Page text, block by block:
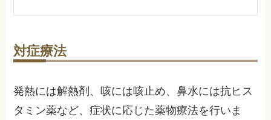
対症療法
発熱には解熱剤、咳には咳止め、鼻水には抗ヒス
タミン薬など、症状に応じた薬物療法を行いま